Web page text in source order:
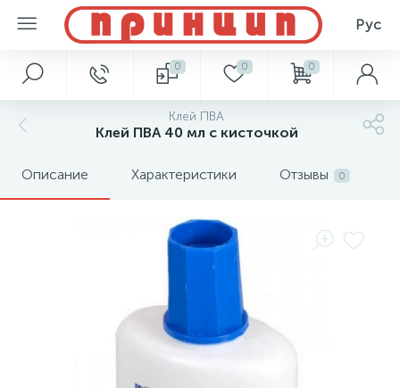
Рус
0 0 0
Клей ПВА
Клей ПВА 40 мл с кисточкой
Описание Характеристики Отзывы 0